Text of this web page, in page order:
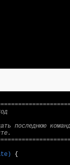
последнюю
{